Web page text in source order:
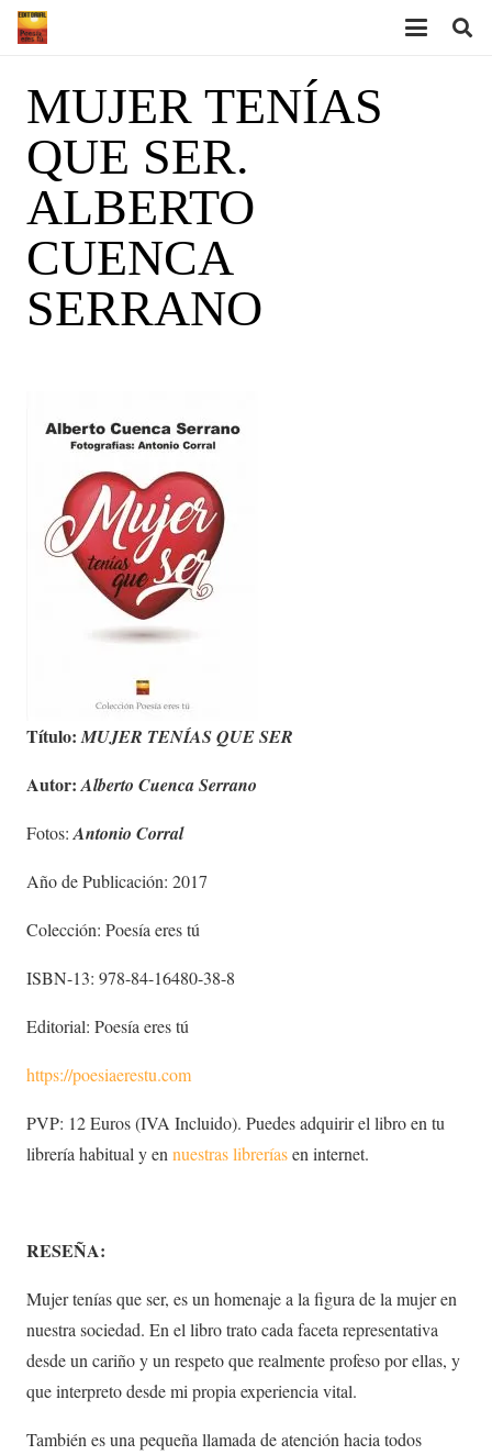
MUJER TENÍAS
QUE SER.
ALBERTO
CUENCA
SERRANO
Título: MUJER TENÍAS QUE SER
Autor: Alberto Cuenca Serrano
Fotos: Antonio Corral
Año de Publicación: 2017
Colección: Poesía eres tú
ISBN-13: 978-84-16480-38-8
Editorial: Poesía eres tú
https://poesiaerestu.com
PVP: 12 Euros (IVA Incluido). Puedes adquirir el libro en tu
librería habitual y en nuestras libreríasen internet.
RESEÑA:
Mujer tenías que ser, es un homenaje a la figura de la mujer en
nuestra sociedad. En el libro trato cada faceta representativa
desde un cariño y un respeto que realmente profeso por ellas, y
que interpreto desde mi propia experiencia vital.
También es una pequeña llamada de atención hacia todos